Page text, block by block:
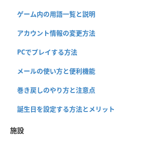
ゲーム内の用語一覧と説明
アカウント情報の変更方法
PCでプレイする方法
メールの使い方と便利機能
巻き戻しのやり方と注意点
誕生日を設定する方法とメリット
施設